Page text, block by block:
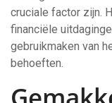
cruciale factor zijn.
financiële
gebruikmaken van
behoeften.